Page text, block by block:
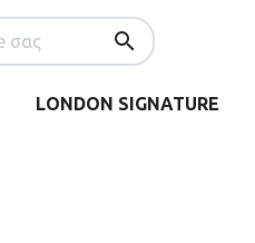
LONDON SIGNATURE